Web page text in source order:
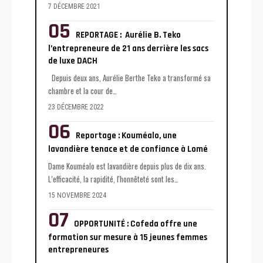
7 DÉCEMBRE 2021
REPORTAGE : Aurélie B. Teko
l’entrepreneure de 21 ans derrière les sacs
de luxe DACH
Depuis deux ans, Aurélie Berthe Teko a transformé sa
chambre et la cour de…
23 DÉCEMBRE 2022
Reportage : Kouméalo, une
lavandière tenace et de confiance à Lomé
Dame Kouméalo est lavandière depuis plus de dix ans.
L’efficacité, la rapidité, l'honnêteté sont les…
15 NOVEMBRE 2024
OPPORTUNITÉ : Cofeda offre une
formation sur mesure à 15 jeunes femmes
entrepreneures